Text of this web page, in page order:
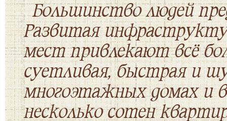
Большинство людей
Развитая
мест привлекают всё
суетливая, быстрая и
многоэтажных домах и
несколько сотен